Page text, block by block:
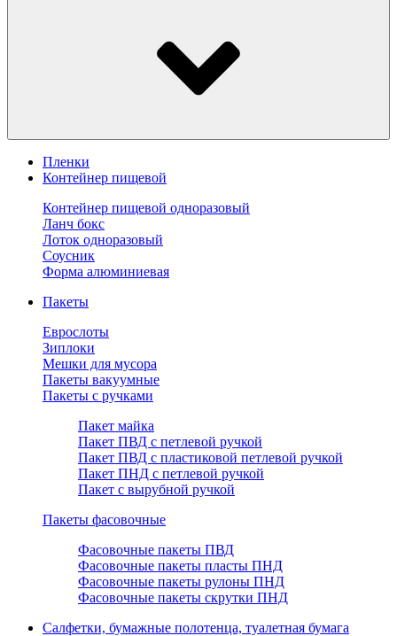
Пленки
Контейнер пищевой
Контейнер пищевой одноразовый
Ланч бокс
Лоток одноразовый
Соусник
Форма алюминиевая
Пакеты
Еврослоты
Зиплоки
Мешки для мусора
Пакеты вакуумные
Пакеты с ручками
Пакет майка
Пакет ПВД с петлевой ручкой
Пакет ПВД с пластиковой петлевой ручкой
Пакет ПНД с петлевой ручкой
Пакет с вырубной ручкой
Пакеты фасовочные
Фасовочные пакеты ПВД
Фасовочные пакеты пласты ПНД
Фасовочные пакеты рулоны ПНД
Фасовочные пакеты скрутки ПНД
Салфетки, бумажные полотенца, туалетная бумага